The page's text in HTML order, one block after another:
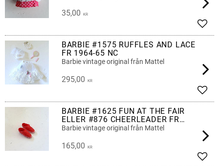
35,00 KR
BARBIE #1575 RUFFLES AND LACE
FR 1964-65 NC
Barbie vintage original från Mattel
295,00 KR
BARBIE #1625 FUN AT THE FAIR
ELLER #876 CHEERLEADER FR
1964-65, SKOR
Barbie vintage original från Mattel
165,00 KR